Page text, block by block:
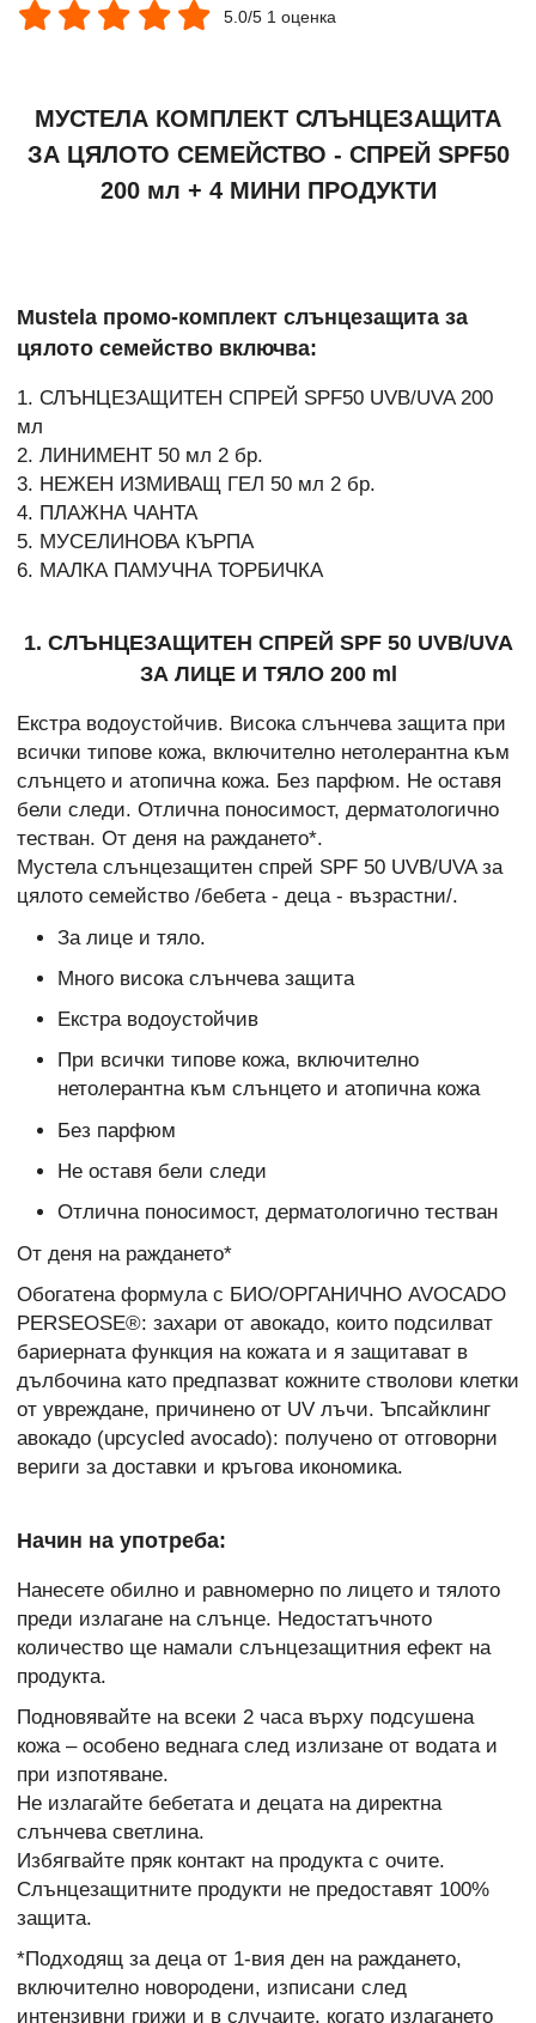
5.0/5 1 оценка
МУСТЕЛА КОМПЛЕКТ СЛЪНЦЕЗАЩИТА
ЗА ЦЯЛОТО СЕМЕЙСТВО - СПРЕЙ SPF50
200 мл + 4 МИНИ ПРОДУКТИ
Mustela промо-комплект слънцезащита за
цялото семейство включва:
1. СЛЪНЦЕЗАЩИТЕН СПРЕЙ SPF50 UVB/UVA 200
мл
2. ЛИНИМЕНТ 50 мл 2 бр.
3. НЕЖЕН ИЗМИВАЩ ГЕЛ 50 мл 2 бр.
4. ПЛАЖНА ЧАНТА
5. МУСЕЛИНОВА КЪРПА
6. МАЛКА ПАМУЧНА ТОРБИЧКА
1. СЛЪНЦЕЗАЩИТЕН СПРЕЙ SPF 50 UVB/UVA
ЗА ЛИЦЕ И ТЯЛО 200 ml
Екстра водоустойчив. Висока слънчева защита при
всички типове кожа, включително нетолерантна към
слънцето и атопична кожа. Без парфюм. Не оставя
бели следи. Отлична поносимост, дерматологично
тестван. От деня на раждането*.
Мустела слънцезащитен спрей SPF 50 UVB/UVA за
цялото семейство /бебета - деца - възрастни/.
За лице и тяло.
Много висока слънчева защита
Екстра водоустойчив
При всички типове кожа, включително
нетолерантна към слънцето и атопична кожа
Без парфюм
Не оставя бели следи
Отлична поносимост, дерматологично тестван
От деня на раждането*
Обогатена формула с БИО/ОРГАНИЧНО AVOCADO
PERSEOSE®: захари от авокадо, които подсилват
бариерната функция на кожата и я защитават в
дълбочина като предпазват кожните стволови клетки
от увреждане, причинено от UV лъчи. Ъпсайклинг
авокадо (upcycled avocado): получено от отговорни
вериги за доставки и кръгова икономика.
Начин на употреба:
Нанесете обилно и равномерно по лицето и тялото
преди излагане на слънце. Недостатъчното
количество ще намали слънцезащитния ефект на
продукта.
Подновявайте на всеки 2 часа върху подсушена
кожа – особено веднага след излизане от водата и
при изпотяване.
Не излагайте бебетата и децата на директна
слънчева светлина.
Избягвайте пряк контакт на продукта с очите.
Слънцезащитните продукти не предоставят 100%
защита.
*Подходящ за деца от 1-вия ден на раждането,
включително новородени, изписани след
интензивни грижи и в случаите, когато излагането